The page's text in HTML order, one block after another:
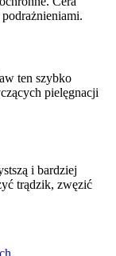
ten szybko
pielęgnacji
i bardziej
trądzik, zwęzić